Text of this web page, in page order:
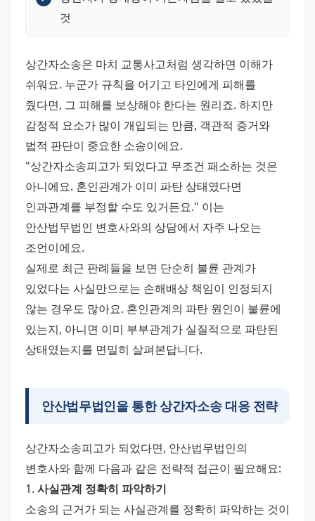
것
상간자소송은 마치 교통사고처럼 생각하면 이해가
쉬워요. 누군가 규칙을 어기고 타인에게 피해를
줬다면, 그 피해를 보상해야 한다는 원리죠. 하지만
감정적 요소가 많이 개입되는 만큼, 객관적 증거와
법적 판단이 중요한 소송이에요.
"상간자소송피고가 되었다고 무조건 패소하는 것은
아니에요. 혼인관계가 이미 파탄 상태였다면
인과관계를 부정할 수도 있거든요." 이는
안산법무법인 변호사와의 상담에서 자주 나오는
조언이에요.
실제로 최근 판례들을 보면 단순히 불륜 관계가
있었다는 사실만으로는 손해배상 책임이 인정되지
않는 경우도 많아요. 혼인관계의 파탄 원인이 불륜에
있는지, 아니면 이미 부부관계가 실질적으로 파탄된
상태였는지를 면밀히 살펴본답니다.
안산법무법인을 통한 상간자소송 대응 전략
상간자소송피고가 되었다면, 안산법무법인의
변호사와 함께 다음과 같은 전략적 접근이 필요해요:
1. 사실관계 정확히 파악하기
소송의 근거가 되는 사실관계를 정확히 파악하는 것이